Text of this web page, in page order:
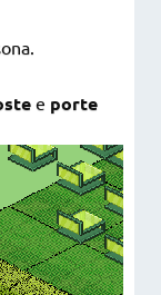
e porte